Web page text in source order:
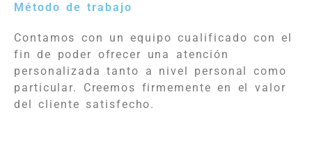
Método de trabajo
Contamos con un equipo cualificado con el
fin de poder ofrecer una atención
personalizada tanto a nivel personal como
particular. Creemos firmemente en el valor
del cliente satisfecho.